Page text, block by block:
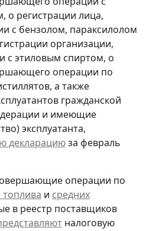
регистрации лица,
с бензолом, параксилолом
организации,
этиловым спиртом, о
операции по
а также
гражданской
и имеющие
эксплуатанта,
декларациюза февраль
операции по
топлива и средних
в реестр поставщиков
налоговую